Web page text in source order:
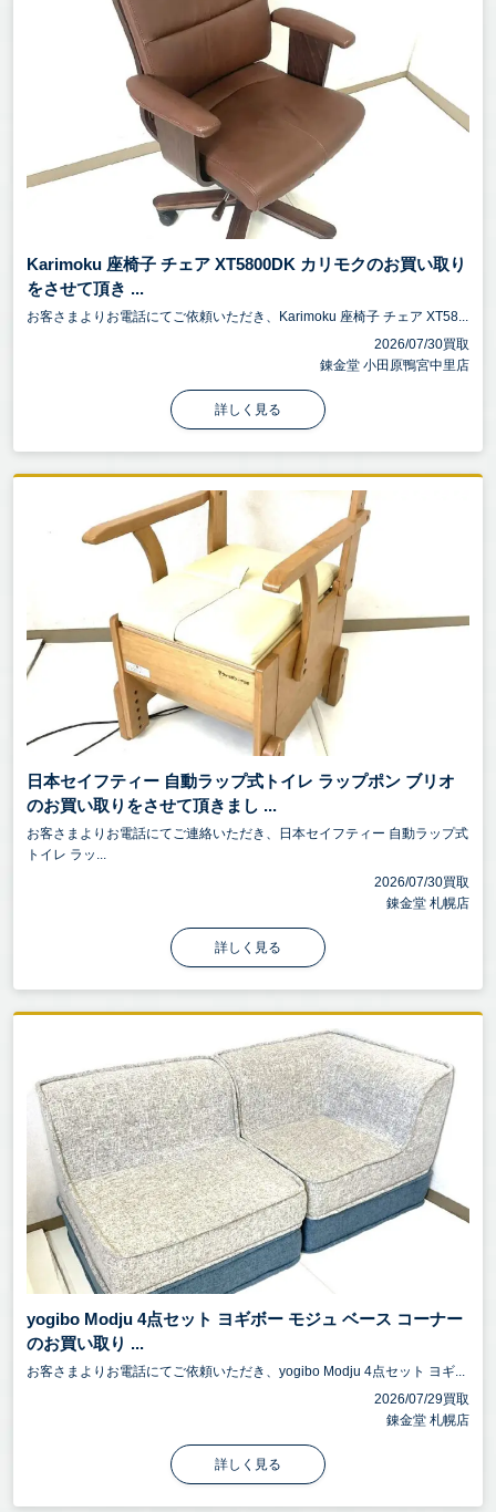
Karimoku 座椅子 チェア XT5800DK カリモクのお買い取り
をさせて頂き ...
お客さまよりお電話にてご依頼いただき、Karimoku 座椅子 チェア XT58...
2026/07/30買取
錬金堂 小田原鴨宮中里店
詳しく見る
日本セイフティー 自動ラップ式トイレ ラップポン ブリオ
のお買い取りをさせて頂きまし ...
お客さまよりお電話にてご連絡いただき、日本セイフティー 自動ラップ式
トイレ ラッ...
2026/07/30買取
錬金堂 札幌店
詳しく見る
yogibo Modju 4点セット ヨギボー モジュ ベース コーナー
のお買い取り ...
お客さまよりお電話にてご依頼いただき、yogibo Modju 4点セット ヨギ...
2026/07/29買取
錬金堂 札幌店
詳しく見る